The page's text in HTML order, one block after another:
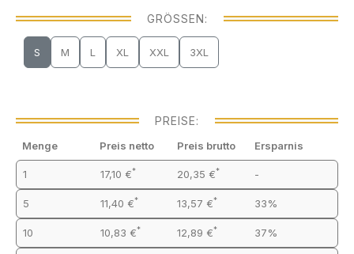
GRÖSSEN:
S M L XL XXL 3XL
PREISE:
Menge Preis netto Preis brutto Ersparnis
1 17,10 €* 20,35 €* -
5 11,40 €* 13,57 €* 33%
10 10,83 €* 12,89 €* 37%